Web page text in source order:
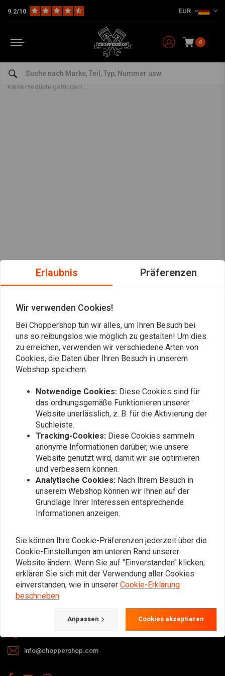
9.2/10 EUR
0
Bobber Cult
Home Marken Bobber Cult
Keine Produkte gefunden!...
Immer auf dem Laufenden bleiben?
Abonnieren
Reparaturen oder allgemeinen
Informationen können Sie uns
jederzeit auf eine der folgenden Arten
kontaktieren.
info@choppershop.com
Erlaubnis Präferenzen
Wir verwenden Cookies!
Bei Choppershop tun wir alles, um Ihren Besuch bei
uns so reibungslos wie möglich zu gestalten! Um dies
zu erreichen, verwenden wir verschiedene Arten von
Cookies, die Daten über Ihren Besuch in unserem
Webshop speichern.
Notwendige Cookies: Diese Cookies sind für
das ordnungsgemäße Funktionieren unserer
Website unerlässlich, z. B. für die Aktivierung der
Suchleiste.
Tracking-Cookies: Diese Cookies sammeln
anonyme Informationen darüber, wie unsere
Website genutzt wird, damit wir sie optimieren
und verbessern können.
Analytische Cookies: Nach Ihrem Besuch in
unserem Webshop können wir Ihnen auf der
Grundlage Ihrer Interessen entsprechende
Informationen anzeigen.
Sie können Ihre Cookie-Präferenzen jederzeit über die
Cookie-Einstellungen am unteren Rand unserer
Website ändern. Wenn Sie auf "Einverstanden" klicken,
erklären Sie sich mit der Verwendung aller Cookies
einverstanden, wie in unserer Cookie-Erklärung
beschrieben.
Anpassen Cookies akzeptieren